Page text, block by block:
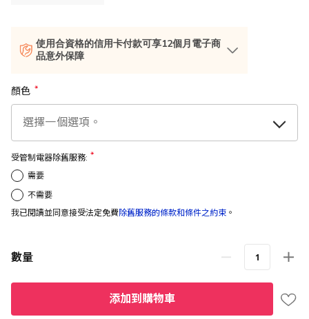
使用合資格的信用卡付款可享12個月電子商
品意外保障
顏色
受管制電器除舊服務:
需要
不需要
我已閱讀並同意接受法定免費除舊服務的條款和條件之約束 。
數量
添加到購物車